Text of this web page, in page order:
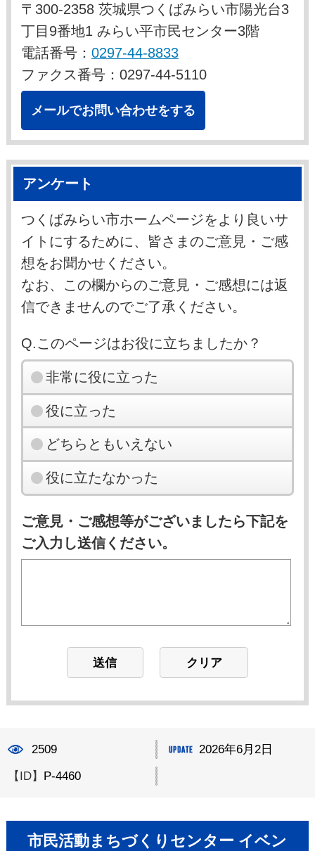
〒300-2358 茨城県つくばみらい市陽光台3
丁目9番地1 みらい平市民センター3階
電話番号： 0297-44-8833
ファクス番号：0297-44-5110
メールでお問い合わせをする
アンケート
つくばみらい市ホームページをより良いサ
イトにするために、皆さまのご意見・ご感
想をお聞かせください。
なお、この欄からのご意見・ご感想には返
信できませんのでご了承ください。
Q.このページはお役に立ちましたか？
非常に役に立った
役に立った
どちらともいえない
役に立たなかった
ご意見・ご感想等がございましたら下記を
ご入力し送信ください。
2509 2026年6月2日
【ID】 P-4460
市民活動まちづくりセンター イベン